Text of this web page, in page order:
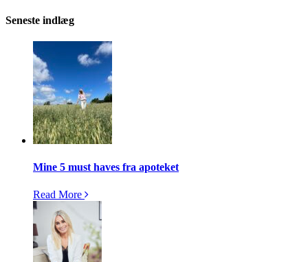
Seneste indlæg
Mine 5 must haves fra apoteket
Read More